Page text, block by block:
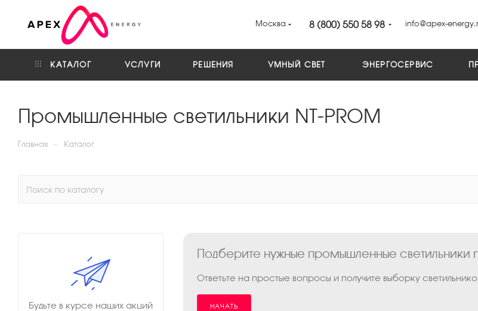
Москва 8 (800) 550 58 98 info@apex-
КАТАЛОГ УСЛУГИ РЕШЕНИЯ УМНЫЙ СВЕТ ЭНЕРГОСЕРВИС
Промышленные светильники NT-PROM
Главная — Каталог
Подберите нужные промышленные светильники
Ответьте на простые вопросы и получите выборку
НАЧАТЬ
Будьте в курсе наших акций